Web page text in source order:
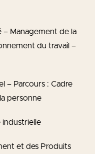
– Management de la
du travail –
– Parcours : Cadre
personne
industrielle
et des Produits